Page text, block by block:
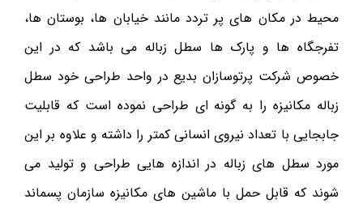
محیط در مکان های پر تردد مانند خیابان ها، بوستان ها،
تفرجگاه ها و پارک ها سطل زباله می باشد که در این
خصوص شرکت پرتوسازان بدیع در واحد طراحی خود سطل
زباله مکانیزه را به گونه ای طراحی نموده است که قابلیت
جابجایی با تعداد نیروی انسانی کمتر را داشته و علاوه بر این
مورد سطل های زباله در اندازه هایی طراحی و تولید می
شوند که قابل حمل با ماشین های مکانیزه سازمان پسماند